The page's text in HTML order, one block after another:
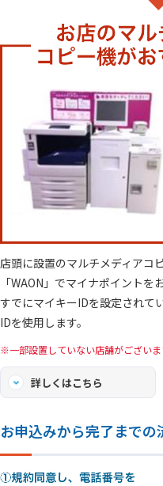
店頭に設置のマルチメディアコ
「WAON」でマイナポイントを
すでにマイキーIDを設定されて
IDを使用します。
一部設置していない店舗がございま
詳しくはこちら
お申込みから完了までの